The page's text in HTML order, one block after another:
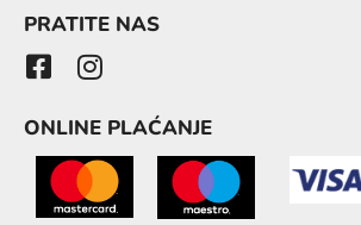
PRATITE NAS
ONLINE PLAĆANJE